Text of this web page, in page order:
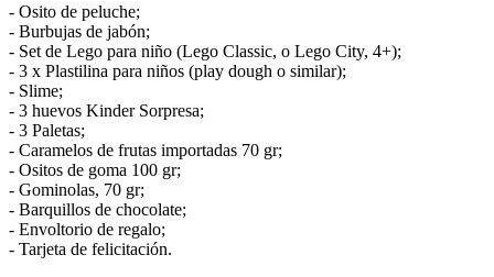
- Osito de peluche;
- Burbujas de jabón;
- Set de Lego para niño (Lego Classic, o Lego City, 4+);
- 3 x Plastilina para niños (play dough o similar);
- Slime;
- 3 huevos Kinder Sorpresa;
- 3 Paletas;
- Caramelos de frutas importadas 70 gr;
- Ositos de goma 100 gr;
- Gominolas, 70 gr;
- Barquillos de chocolate;
- Envoltorio de regalo;
- Tarjeta de felicitación.